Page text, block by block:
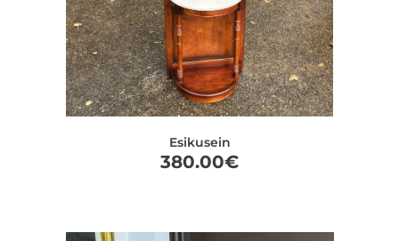
Esikusein
380.00€